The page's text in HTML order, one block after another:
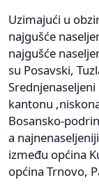
Uzimajući u
najgušće
najgušće
su Posavski,
kantonu
Bosansko-
a
između općina
općina Trnovo,